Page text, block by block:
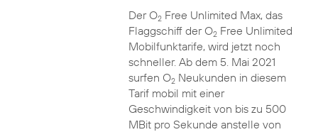
Der O2Free Unlimited Max, das
Flaggschiff der O2Free Unlimited
Mobilfunktarife, wird jetzt noch
schneller. Ab dem 5. Mai 2021
surfen O2Neukunden in diesem
Tarif mobil mit einer
Geschwindigkeit von bis zu 500
MBit pro Sekunde anstelle von